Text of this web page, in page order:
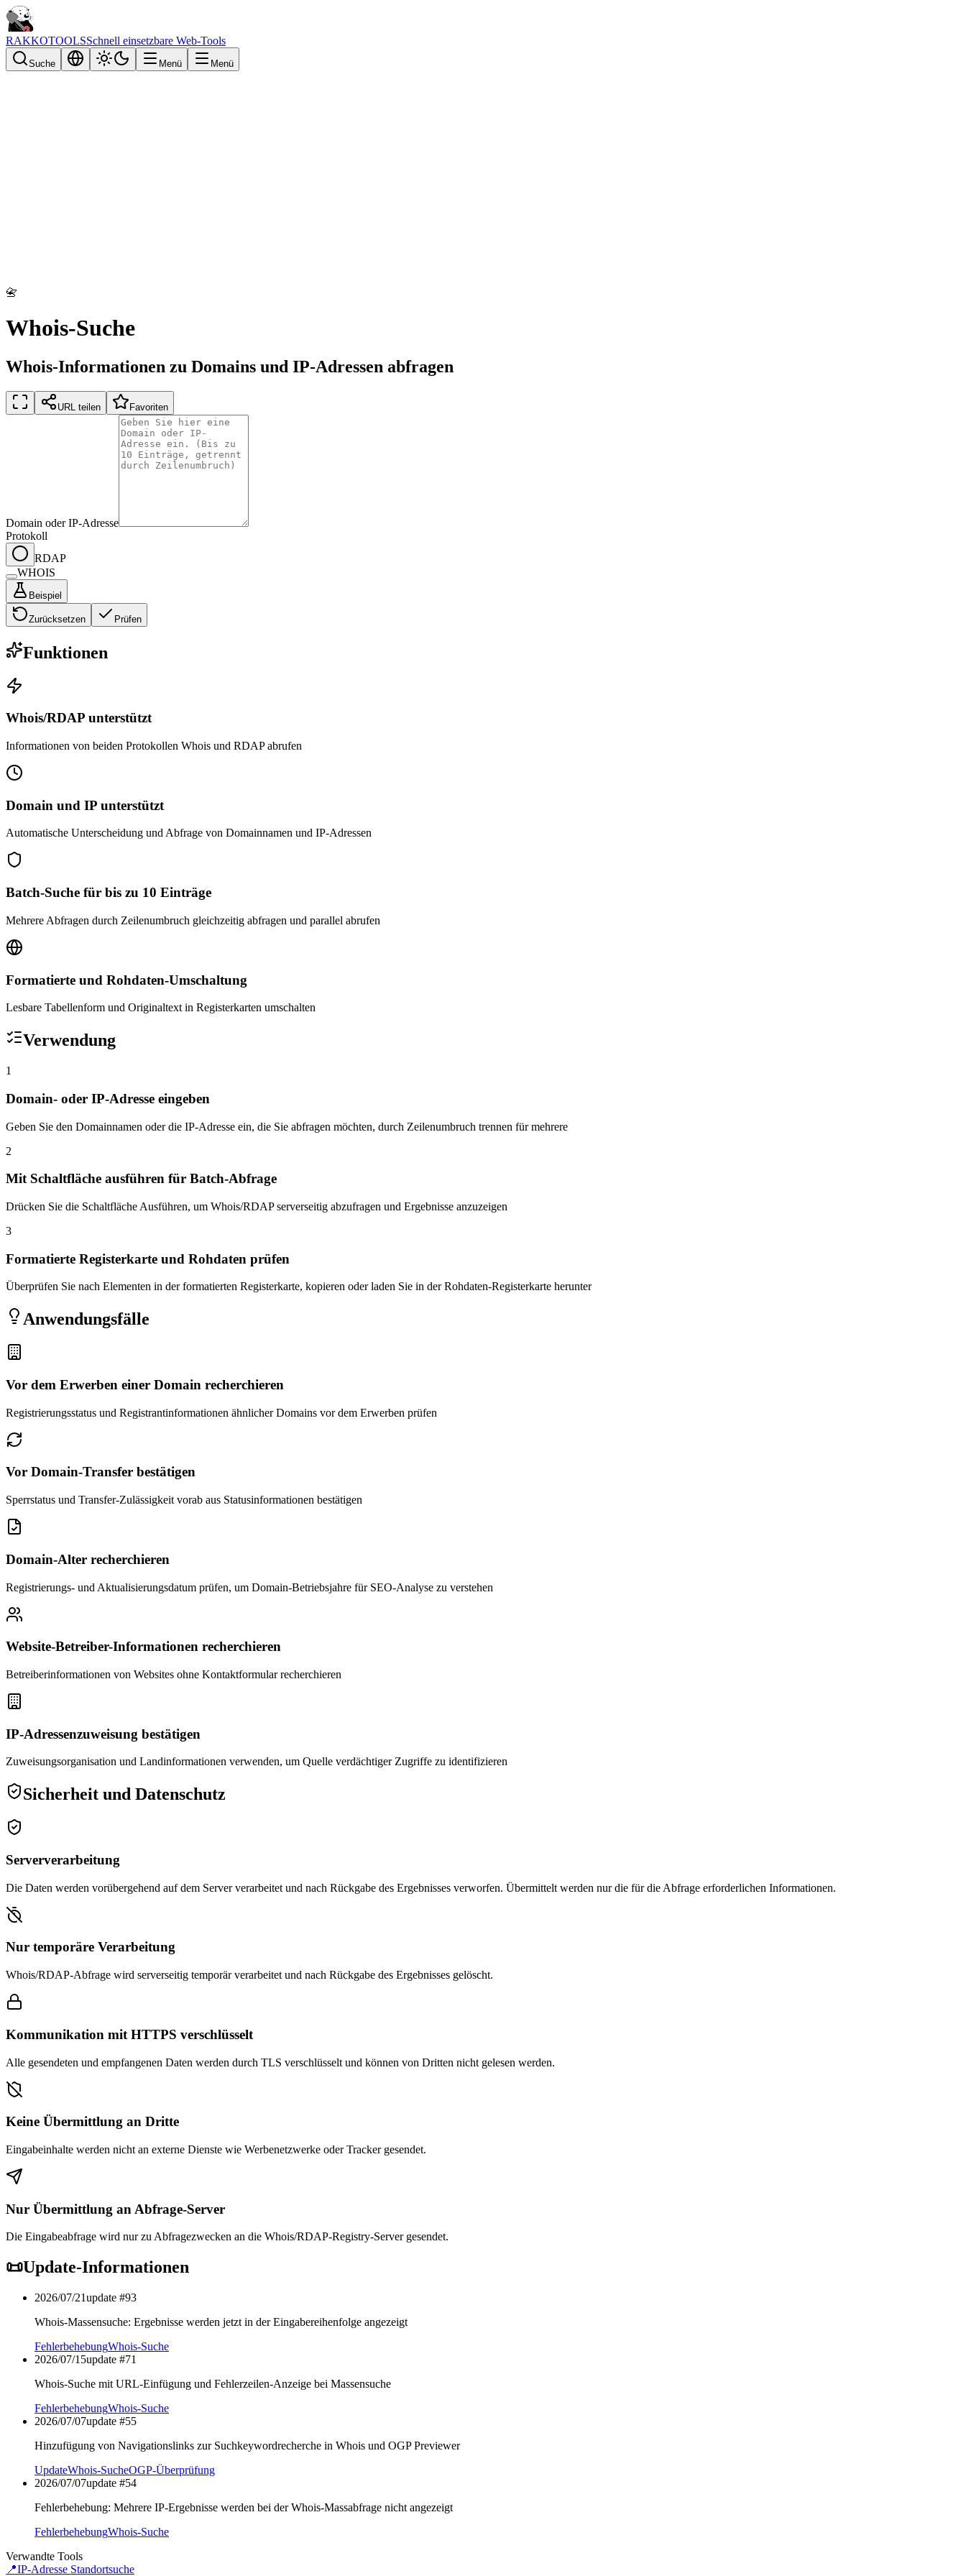
RAKKOTOOLSSchnell einsetzbare Web-Tools
Suche Menü Menü
📇
Whois-Suche
Whois-Informationen zu Domains und IP-Adressen abfragen
URL teilen Favoriten
Domain oder IP-Adresse
Protokoll
RDAP
WHOIS
Beispiel
Zurücksetzen Prüfen
Funktionen
Whois/RDAP unterstützt
Informationen von beiden Protokollen Whois und RDAP abrufen
Domain und IP unterstützt
Automatische Unterscheidung und Abfrage von Domainnamen und IP-Adressen
Batch-Suche für bis zu 10 Einträge
Mehrere Abfragen durch Zeilenumbruch gleichzeitig abfragen und parallel abrufen
Formatierte und Rohdaten-Umschaltung
Lesbare Tabellenform und Originaltext in Registerkarten umschalten
Verwendung
1
Domain- oder IP-Adresse eingeben
Geben Sie den Domainnamen oder die IP-Adresse ein, die Sie abfragen möchten, durch Zeilenumbruch trennen für mehrere
2
Mit Schaltfläche ausführen für Batch-Abfrage
Drücken Sie die Schaltfläche Ausführen, um Whois/RDAP serverseitig abzufragen und Ergebnisse anzuzeigen
3
Formatierte Registerkarte und Rohdaten prüfen
Überprüfen Sie nach Elementen in der formatierten Registerkarte, kopieren oder laden Sie in der Rohdaten-Registerkarte herunter
Anwendungsfälle
Vor dem Erwerben einer Domain recherchieren
Registrierungsstatus und Registrantinformationen ähnlicher Domains vor dem Erwerben prüfen
Vor Domain-Transfer bestätigen
Sperrstatus und Transfer-Zulässigkeit vorab aus Statusinformationen bestätigen
Domain-Alter recherchieren
Registrierungs- und Aktualisierungsdatum prüfen, um Domain-Betriebsjahre für SEO-Analyse zu verstehen
Website-Betreiber-Informationen recherchieren
Betreiberinformationen von Websites ohne Kontaktformular recherchieren
IP-Adressenzuweisung bestätigen
Zuweisungsorganisation und Landinformationen verwenden, um Quelle verdächtiger Zugriffe zu identifizieren
Sicherheit und Datenschutz
Serververarbeitung
Die Daten werden vorübergehend auf dem Server verarbeitet und nach Rückgabe des Ergebnisses verworfen. Übermittelt werden nur die für die Abfrage erforderlichen Informationen.
Nur temporäre Verarbeitung
Whois/RDAP-Abfrage wird serverseitig temporär verarbeitet und nach Rückgabe des Ergebnisses gelöscht.
Kommunikation mit HTTPS verschlüsselt
Alle gesendeten und empfangenen Daten werden durch TLS verschlüsselt und können von Dritten nicht gelesen werden.
Keine Übermittlung an Dritte
Eingabeinhalte werden nicht an externe Dienste wie Werbenetzwerke oder Tracker gesendet.
Nur Übermittlung an Abfrage-Server
Die Eingabeabfrage wird nur zu Abfragezwecken an die Whois/RDAP-Registry-Server gesendet.
📜Update-Informationen
2026/07/21update #93
Whois-Massensuche: Ergebnisse werden jetzt in der Eingabereihenfolge angezeigt
FehlerbehebungWhois-Suche
2026/07/15update #71
Whois-Suche mit URL-Einfügung und Fehlerzeilen-Anzeige bei Massensuche
FehlerbehebungWhois-Suche
2026/07/07update #55
Hinzufügung von Navigationslinks zur Suchkeywordrecherche in Whois und OGP Previewer
UpdateWhois-SucheOGP-Überprüfung
2026/07/07update #54
Fehlerbehebung: Mehrere IP-Ergebnisse werden bei der Whois-Massabfrage nicht angezeigt
FehlerbehebungWhois-Suche
Verwandte Tools
📍IP-Adresse Standortsuche